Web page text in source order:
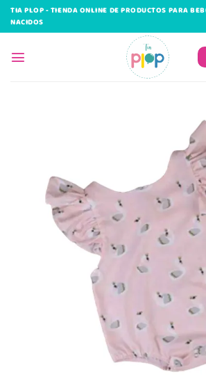
Saltar
TIA PLOP - TIENDA ONLINE DE PRODUCTOS PARA
NACIDOS